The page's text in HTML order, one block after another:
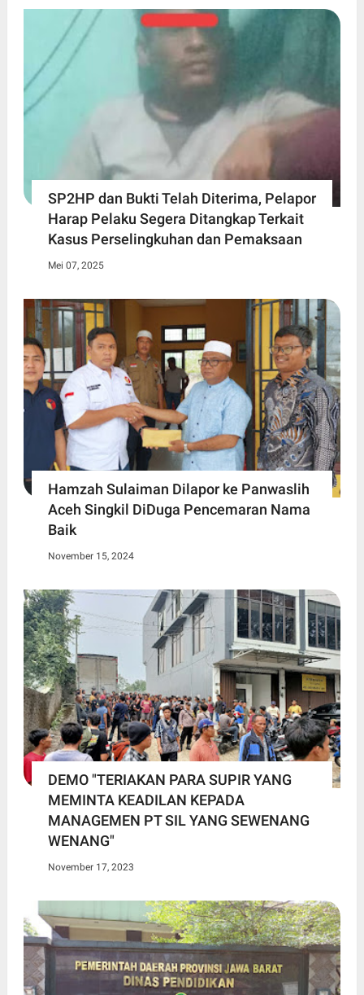
SP2HP dan Bukti Telah Diterima, Pelapor
Harap Pelaku Segera Ditangkap Terkait
Kasus Perselingkuhan dan Pemaksaan
Mei 07, 2025
Hamzah Sulaiman Dilapor ke Panwaslih
Aceh Singkil DiDuga Pencemaran Nama
Baik
November 15, 2024
DEMO "TERIAKAN PARA SUPIR YANG
MEMINTA KEADILAN KEPADA
MANAGEMEN PT SIL YANG SEWENANG
WENANG"
November 17, 2023